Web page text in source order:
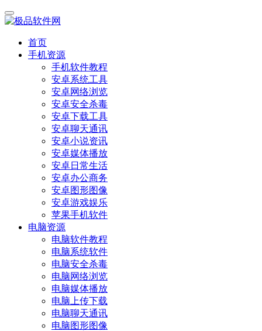
首页
手机资源
手机软件教程
安卓系统工具
安卓网络浏览
安卓安全杀毒
安卓下载工具
安卓聊天通讯
安卓小说资讯
安卓媒体播放
安卓日常生活
安卓办公商务
安卓图形图像
安卓游戏娱乐
苹果手机软件
电脑资源
电脑软件教程
电脑系统软件
电脑安全杀毒
电脑网络浏览
电脑媒体播放
电脑上传下载
电脑聊天通讯
电脑图形图像